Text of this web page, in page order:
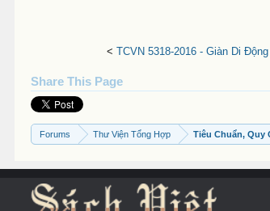
< TCVN 5318-2016 - Giàn Di
Share This Page
Forums Thư Viện Tổng Hợp Tiêu Chuẩn, Quy